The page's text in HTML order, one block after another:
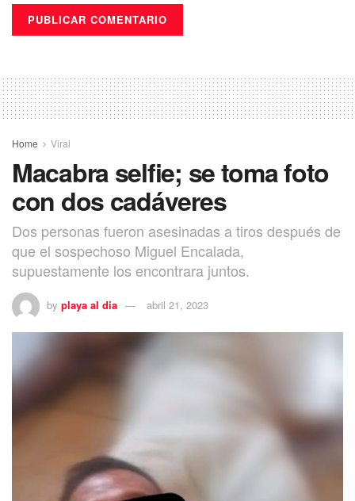
Home Viral
Macabra selfie; se toma foto
con dos cadáveres
Dos personas fueron asesinadas a tiros después de
que el sospechoso Miguel Encalada,
supuestamente los encontrara juntos.
by playa al dia abril 21, 2023